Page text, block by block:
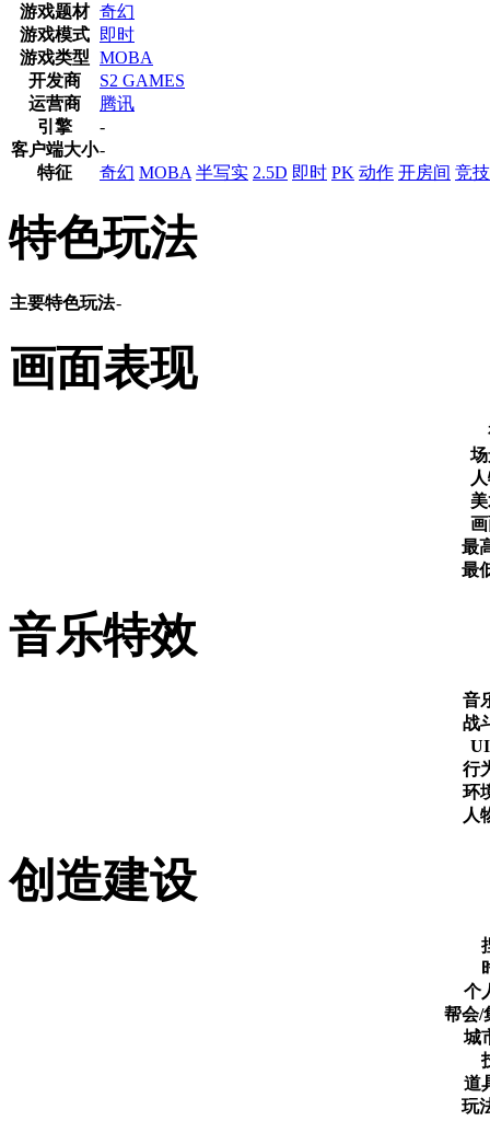
游戏题材 奇幻
游戏模式
即时
游戏类型 MOBA
开发商
S2 GAMES
运营商
腾讯
引擎
-
客户端大小-
特征
奇幻 MOBA 半写实 2.5D 即时 PK 动作 开房间 竞技
特色玩法
主要特色玩法-
画面表现
最
最
音乐特效
音
战
行
环
人
创造建设
个
帮会/
城
道
玩